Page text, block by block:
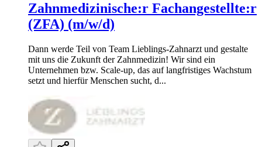
Zahnmedizinische:r Fachangestellte:r
(ZFA) (m/w/d)
Dann werde Teil von Team Lieblings-Zahnarzt und gestalte
mit uns die Zukunft der Zahnmedizin! Wir sind ein
Unternehmen bzw. Scale-up, das auf langfristiges Wachstum
setzt und hierfür Menschen sucht, d...